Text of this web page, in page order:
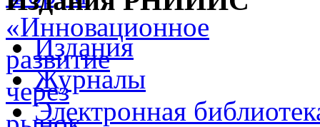
Издания
Журналы
Электронная